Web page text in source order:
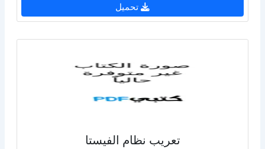
تحميل
تعريب نظام الفيستا